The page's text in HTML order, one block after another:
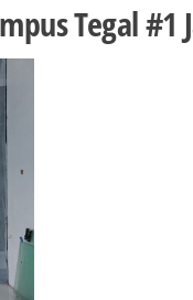
Tegal #1